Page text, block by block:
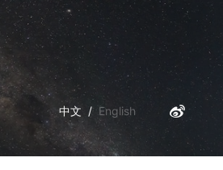
中文 / English